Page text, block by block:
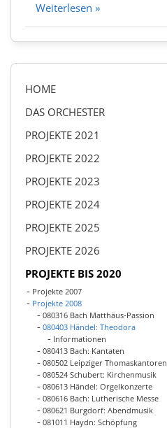
Weiterlesen »
HOME
DAS ORCHESTER
PROJEKTE 2021
PROJEKTE 2022
PROJEKTE 2023
PROJEKTE 2024
PROJEKTE 2025
PROJEKTE 2026
PROJEKTE BIS 2020
Projekte 2007
Projekte 2008
080316 Bach Matthäus-Passion
080403 Händel: Theodora
Informationen
080413 Bach: Kantaten
080502 Leipziger Thomaskantoren
080524 Schubert: Kirchenmusik
080613 Händel: Orgelkonzerte
080616 Bach: Lutherische Messe
080621 Burgdorf: Abendmusik
081011 Haydn: Schöpfung